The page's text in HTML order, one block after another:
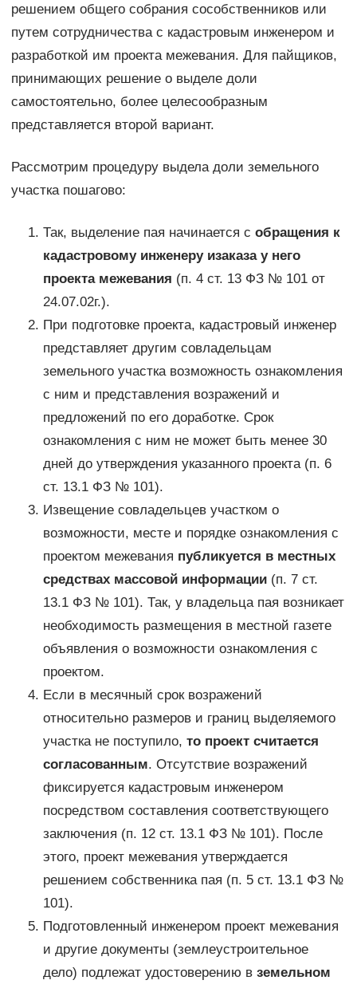
решением общего собрания сособственников или
путем сотрудничества с кадастровым инженером и
разработкой им проекта межевания. Для пайщиков,
принимающих решение о выделе доли
самостоятельно, более целесообразным
представляется второй вариант.
Рассмотрим процедуру выдела доли земельного
участка пошагово:
Так, выделение пая начинается с обращения к
кадастровому инженеру изаказа у него
проекта межевания (п. 4 ст. 13 ФЗ № 101 от
24.07.02г.).
При подготовке проекта, кадастровый инженер
представляет другим совладельцам
земельного участка возможность ознакомления
с ним и представления возражений и
предложений по его доработке. Срок
ознакомления с ним не может быть менее 30
дней до утверждения указанного проекта (п. 6
ст. 13.1 ФЗ № 101).
Извещение совладельцев участком о
возможности, месте и порядке ознакомления с
проектом межевания публикуется в местных
средствах массовой информации(п. 7 ст.
13.1 ФЗ № 101). Так, у владельца пая возникает
необходимость размещения в местной газете
объявления о возможности ознакомления с
проектом.
Если в месячный срок возражений
относительно размеров и границ выделяемого
участка не поступило, то проект считается
согласованным. Отсутствие возражений
фиксируется кадастровым инженером
посредством составления соответствующего
заключения (п. 12 ст. 13.1 ФЗ № 101). После
этого, проект межевания утверждается
решением собственника пая (п. 5 ст. 13.1 ФЗ №
101).
Подготовленный инженером проект межевания
и другие документы (землеустроительное
дело) подлежат удостоверению в земельном